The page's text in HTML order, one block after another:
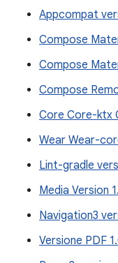
Appcompat
Compose
Compose
Compose
Core Core-ktx
Wear Wear-
Lint-gradle
Media Version
Navigation3
Versione PDF